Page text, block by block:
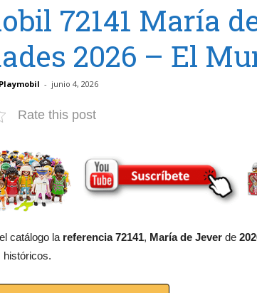
72141 María
2026 – El
- junio 4, 2026
Rate this post
catálogo la referencia 72141, María de Jever de
históricos.